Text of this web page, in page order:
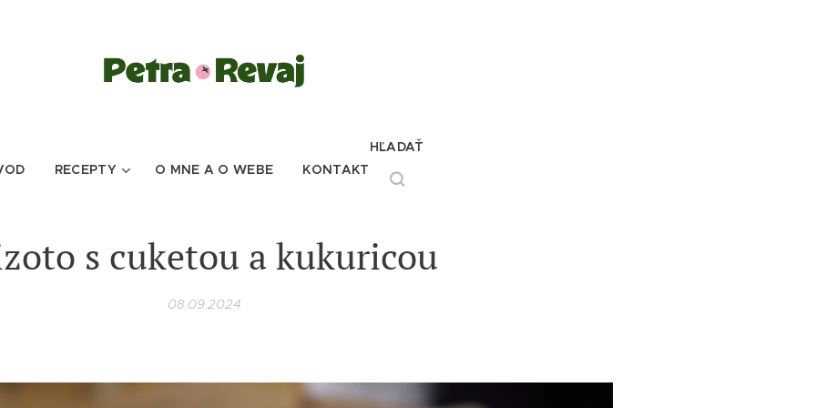
RECEPTY O MNE A O WEBE KONTAKT
HĽADAŤ
s cuketou a kukuricou
08.09.2024